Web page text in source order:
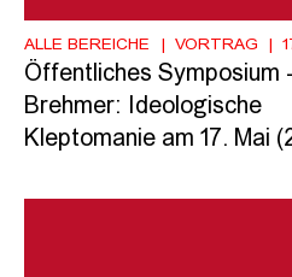
ALLE BEREICHE VORTRAG
Öffentliches Symposium
Brehmer: Ideologische
Kleptomanie am 17. Mai